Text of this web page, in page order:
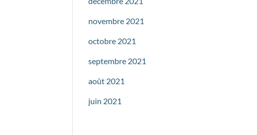
novembre 2021
octobre 2021
septembre 2021
août 2021
juin 2021